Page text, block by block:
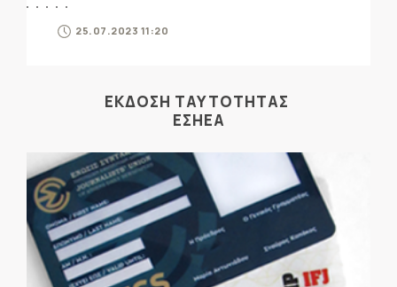
25.07.2023 11:20
ΕΚΔΟΣΗ ΤΑΥΤΟΤΗΤΑΣ
ΕΣΗΕΑ